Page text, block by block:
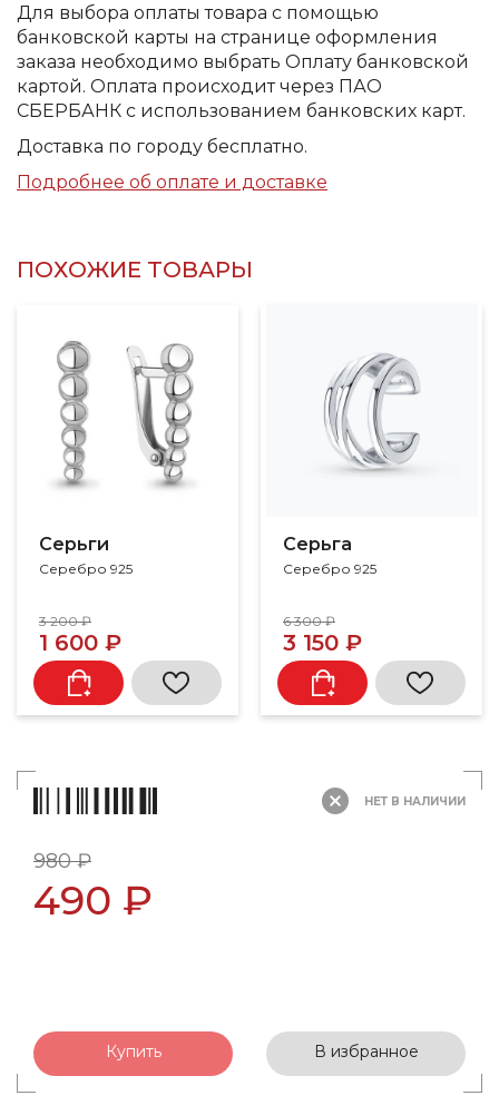
Для выбора оплаты товара с помощью
банковской карты на странице оформления
заказа необходимо выбрать Оплату банковской
картой. Оплата происходит через ПАО
СБЕРБАНК с использованием банковских карт.
Доставка по городу бесплатно.
Подробнее об оплате и доставке
ПОХОЖИЕ ТОВАРЫ
Серьги
Серебро 925
3 200 ₽
1 600 ₽
Серьга
Серебро 925
6 300 ₽
3 150 ₽
НЕТ В НАЛИЧИИ
980 ₽
490 ₽
Купить В избранное